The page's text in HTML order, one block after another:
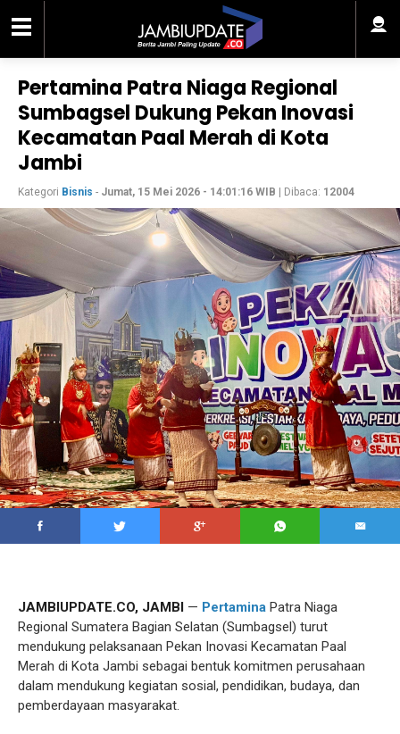
Pertamina Patra Niaga Regional
Sumbagsel Dukung Pekan Inovasi
Kecamatan Paal Merah di Kota
Jambi
Kategori Bisnis - Jumat, 15 Mei 2026 - 14:01:16 WIB | Dibaca: 12004
JAMBIUPDATE.CO, JAMBI — Pertamina Patra Niaga
Regional Sumatera Bagian Selatan (Sumbagsel) turut
mendukung pelaksanaan Pekan Inovasi Kecamatan Paal
Merah di Kota Jambi sebagai bentuk komitmen perusahaan
dalam mendukung kegiatan sosial, pendidikan, budaya, dan
pemberdayaan masyarakat.